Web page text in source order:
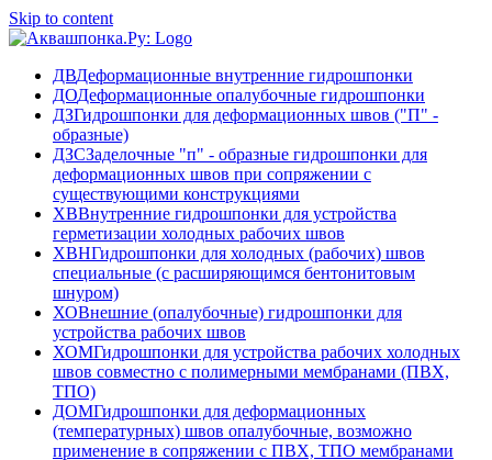
Skip to content
ДВДеформационные внутренние гидрошпонки
ДОДеформационные опалубочные гидрошпонки
ДЗГидрошпонки для деформационных швов ("П" -
образные)
ДЗСЗаделочные "п" - образные гидрошпонки для
деформационных швов при сопряжении с
существующими конструкциями
ХВВнутренние гидрошпонки для устройства
герметизации холодных рабочих швов
ХВНГидрошпонки для холодных (рабочих) швов
специальные (с расширяющимся бентонитовым
шнуром)
ХОВнешние (опалубочные) гидрошпонки для
устройства рабочих швов
ХОМГидрошпонки для устройства рабочих холодных
швов совместно с полимерными мембранами (ПВХ,
ТПО)
ДОМГидрошпонки для деформационных
(температурных) швов опалубочные, возможно
применение в сопряжении с ПВХ, ТПО мембранами